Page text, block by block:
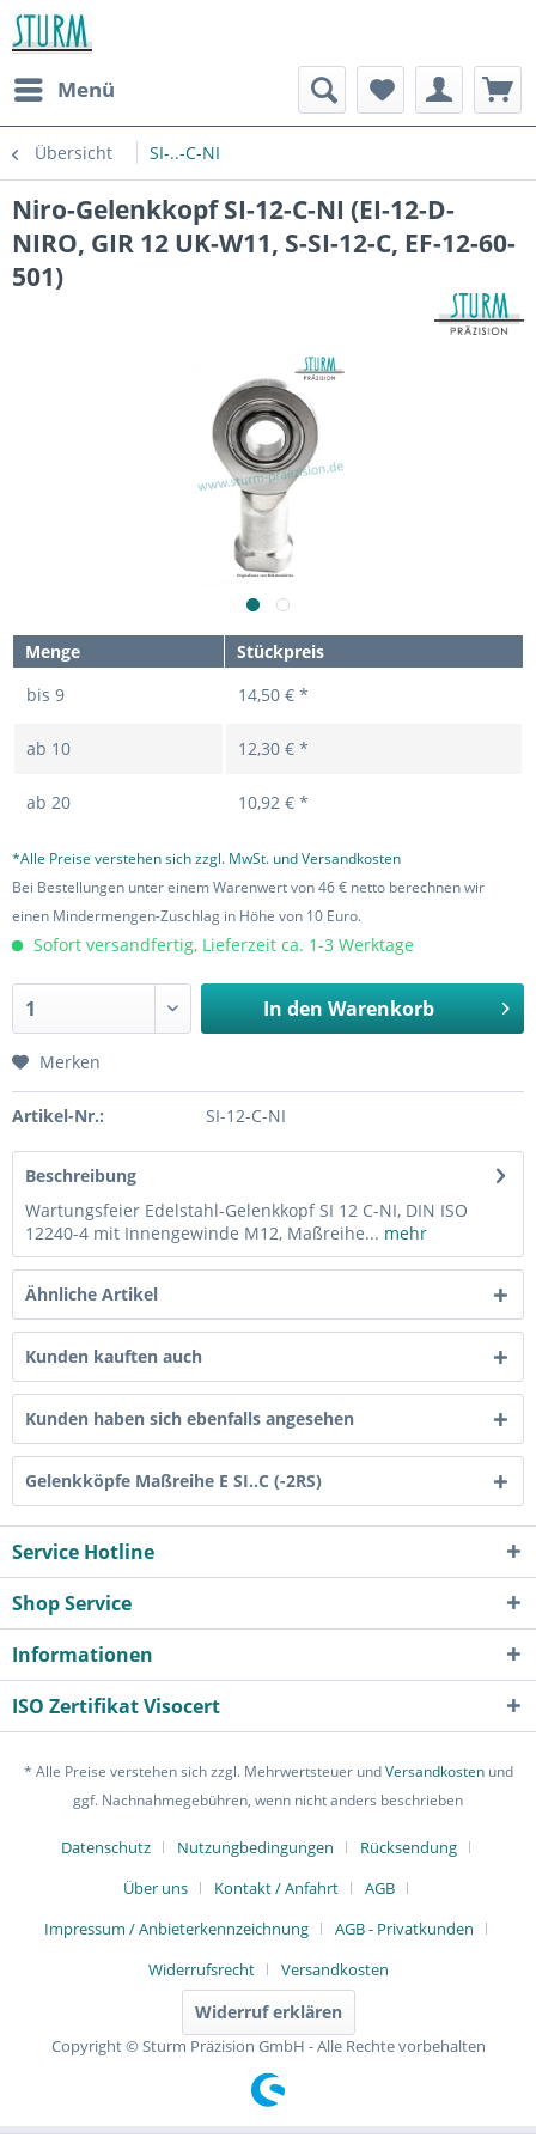
Menü
Übersicht SI-..-C-NI
Niro-Gelenkkopf SI-12-C-NI (EI-12-D-
NIRO, GIR 12 UK-W11, S-SI-12-C, EF-12-60-
501)
Menge
Stückpreis
bis 9 14,50 € *
ab 10 12,30 € *
ab 20 10,92 € *
*Alle Preise verstehen sich zzgl. MwSt. und Versandkosten
Bei Bestellungen unter einem Warenwert von 46 € netto berechnen wir
einen Mindermengen-Zuschlag in Höhe von 10 Euro.
Sofort versandfertig, Lieferzeit ca. 1-3 Werktage
In den Warenkorb
Merken
Artikel-Nr.: SI-12-C-NI
Beschreibung
Wartungsfeier Edelstahl-Gelenkkopf SI 12 C-NI, DIN ISO
12240-4 mit Innengewinde M12, Maßreihe... mehr
Ähnliche Artikel
Kunden kauften auch
Kunden haben sich ebenfalls angesehen
Gelenkköpfe Maßreihe E SI..C (-2RS)
Service Hotline
Shop Service
Informationen
ISO Zertifikat Visocert
* Alle Preise verstehen sich zzgl. Mehrwertsteuer undVersandkostenund
ggf. Nachnahmegebühren, wenn nicht anders beschrieben
Datenschutz Nutzungbedingungen
Rücksendung
Über uns
Kontakt / Anfahrt
AGB
Impressum / Anbieterkennzeichnung
AGB - Privatkunden
Widerrufsrecht
Versandkosten
Widerruf erklären
Copyright © Sturm Präzision GmbH - Alle Rechte vorbehalten